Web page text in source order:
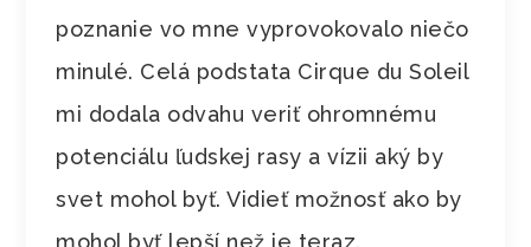
poznanie vo mne vyprovokovalo niečo
minulé. Celá podstata Cirque du Soleil
mi dodala odvahu veriť ohromnému
potenciálu ľudskej rasy a vízii aký by
svet mohol byť. Vidieť možnosť ako by
mohol byť lepší než je teraz.